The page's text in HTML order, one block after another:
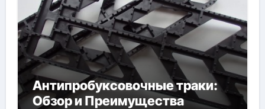
Антипробуксовочные траки:
Обзор и Преимущества